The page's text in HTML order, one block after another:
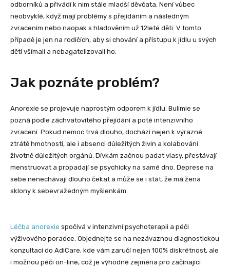
odborníků a přivádí k nim stále mladší děvčata. Není vůbec
neobvyklé, když mají problémy s přejídáním a následným
zvracením nebo naopak s hladověním už 12leté děti. V tomto
případě je jen na rodičích, aby si chování a přístupu k jídlu u svých
dětí všímali a nebagatelizovali ho.
Jak poznáte problém?
Anorexie se projevuje naprostým odporem k jídlu. Bulimie se
pozná podle záchvatovitého přejídání a poté intenzivního
zvracení. Pokud nemoc trvá dlouho, dochází nejen k výrazné
ztrátě hmotnosti, ale i absenci důležitých živin a kolabování
životně důležitých orgánů. Dívkám začnou padat vlasy, přestávají
menstruovat a propadají se psychicky na samé dno. Deprese na
sebe nenechávají dlouho čekat a může se i stát, že má žena
sklony k sebevražedným myšlenkám.
Léčba anorexie spočívá v intenzivní psychoterapii a péči
výživového poradce. Objednejte se na nezávaznou diagnostickou
konzultaci do AdiCare, kde vám zaručí nejen 100% diskrétnost, ale
i možnou péči on-line, což je výhodné zejména pro začínající